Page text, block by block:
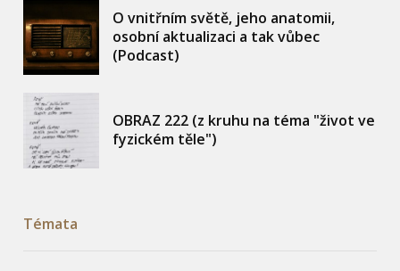
O vnitřním světě, jeho anatomii,
osobní aktualizaci a tak vůbec
(Podcast)
OBRAZ 222 (z kruhu na téma "život ve
fyzickém těle")
Témata